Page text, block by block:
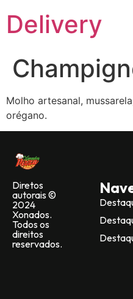
Delivery
Molho artesanal,
orégano.
Diretos
autorais ©
2024
Xonados.
Todos os
direitos
reservados.